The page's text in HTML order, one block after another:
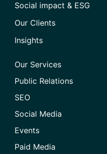
Social impact & ESG
Our Clients
Insights
Our Services
Public Relations
SEO
Social Media
Events
Paid Media